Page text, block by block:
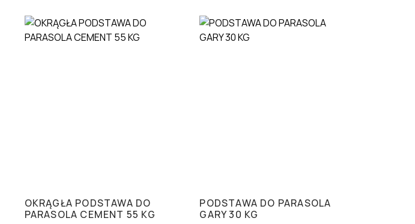
OKRĄGŁA PODSTAWA DO
PARASOLA CEMENT 55 KG
PODSTAWA DO PARASOLA
GARY 30 KG